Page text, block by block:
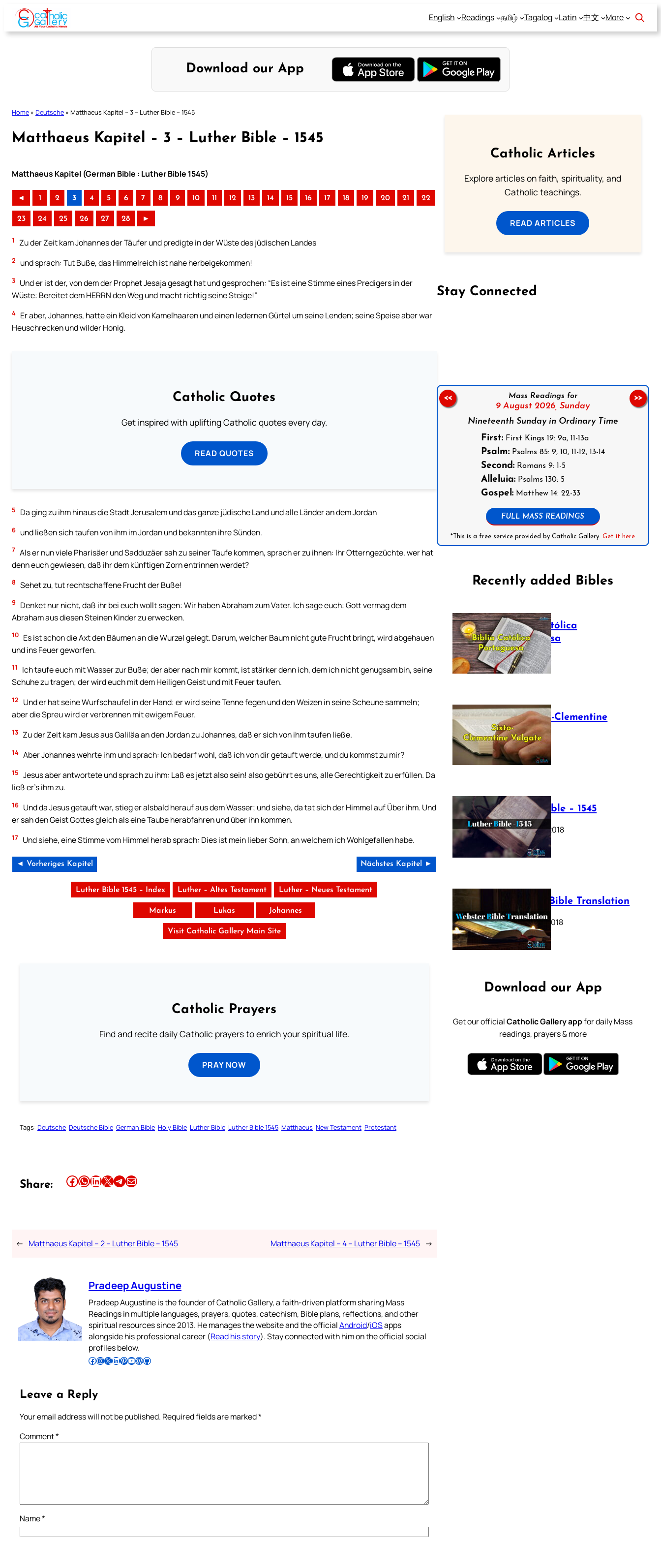
Skip
content
English Readings தமிழ் Tagalog Latin 中文 More
Download our App
Home » Deutsche » Matthaeus Kapitel – 3 – Luther Bible – 1545
Matthaeus Kapitel – 3 – Luther Bible – 1545
Matthaeus Kapitel (German Bible : Luther Bible 1545)
◄ 1 2 3 4 5 6 7 8 9 10 11 12 13 14 15 16 17 18 19 20 21 22
23 24 25 26 27 28 ►
1 Zu der Zeit kam Johannes der Täufer und predigte in der Wüste des jüdischen Landes
2 und sprach: Tut Buße, das Himmelreich ist nahe herbeigekommen!
3 Und er ist der, von dem der Prophet Jesaja gesagt hat und gesprochen: “Es ist eine Stimme eines Predigers in der
Wüste: Bereitet dem HERRN den Weg und macht richtig seine Steige!”
4 Er aber, Johannes, hatte ein Kleid von Kamelhaaren und einen ledernen Gürtel um seine Lenden; seine Speise aber war
Heuschrecken und wilder Honig.
Catholic Quotes
Get inspired with uplifting Catholic quotes every day.
READ QUOTES
5 Da ging zu ihm hinaus die Stadt Jerusalem und das ganze jüdische Land und alle Länder an dem Jordan
6 und ließen sich taufen von ihm im Jordan und bekannten ihre Sünden.
7 Als er nun viele Pharisäer und Sadduzäer sah zu seiner Taufe kommen, sprach er zu ihnen: Ihr Otterngezüchte, wer hat
denn euch gewiesen, daß ihr dem künftigen Zorn entrinnen werdet?
8 Sehet zu, tut rechtschaffene Frucht der Buße!
9
Denket nur nicht, daß ihr bei euch wollt sagen: Wir haben Abraham zum Vater. Ich sage euch: Gott vermag dem
Abraham aus diesen Steinen Kinder zu erwecken.
10 Es ist schon die Axt den Bäumen an die Wurzel gelegt. Darum, welcher Baum nicht gute Frucht bringt, wird abgehauen
und ins Feuer geworfen.
11
Ich taufe euch mit Wasser zur Buße; der aber nach mir kommt, ist stärker denn ich, dem ich nicht genugsam bin, seine
Schuhe zu tragen; der wird euch mit dem Heiligen Geist und mit Feuer taufen.
12
Und er hat seine Wurfschaufel in der Hand: er wird seine Tenne fegen und den Weizen in seine Scheune sammeln;
aber die Spreu wird er verbrennen mit ewigem Feuer.
13 Zu der Zeit kam Jesus aus Galiläa an den Jordan zu Johannes, daß er sich von ihm taufen ließe.
14 Aber Johannes wehrte ihm und sprach: Ich bedarf wohl, daß ich von dir getauft werde, und du kommst zu mir?
15 Jesus aber antwortete und sprach zu ihm: Laß es jetzt also sein! also gebührt es uns, alle Gerechtigkeit zu erfüllen. Da
ließ er’s ihm zu.
16 Und da Jesus getauft war, stieg er alsbald herauf aus dem Wasser; und siehe, da tat sich der Himmel auf Über ihm. Und
er sah den Geist Gottes gleich als eine Taube herabfahren und über ihn kommen.
17 Und siehe, eine Stimme vom Himmel herab sprach: Dies ist mein lieber Sohn, an welchem ich Wohlgefallen habe.
◄ Vorheriges Kapitel Nächstes Kapitel ►
Luther Bible 1545 – Index Luther – Altes Testament Luther – Neues Testament
Markus Lukas Johannes
Visit Catholic Gallery Main Site
Catholic Prayers
Find and recite daily Catholic prayers to enrich your spiritual life.
PRAY NOW
Tags: Deutsche Deutsche Bible German Bible Holy Bible Luther Bible Luther Bible 1545 Matthaeus New Testament Protestant
Share: Share this article on Facebook Share this article on WhatsApp Share this article on LinkedIn Share this article on X Share this article on TelegramEmail this Article
← Matthaeus Kapitel – 2 – Luther Bible – 1545 Matthaeus Kapitel – 4 – Luther Bible – 1545 →
Pradeep Augustine
Pradeep Augustine is the founder of Catholic Gallery, a faith-driven platform sharing Mass
Readings in multiple languages, prayers, quotes, catechism, Bible plans, reflections, and other
spiritual resources since 2013. He manages the website and the officialAndroid/iOSapps
alongside his professional career (Read his story). Stay connected with him on the official social
profiles below.
Follow Pradeep on Facebook Follow Pradeep on InstagramFollow Pradeep on X Follow Pradeep on LinkedIn Follow Pradeep on Pinterest Subscribe to Pradeep’s Youtube Channel Follow Pradeep on WordPress Follow Pradeep on GitHub
Leave a Reply
Your email address will not be published. Required fields are marked*
Comment*
Name*
Catholic Articles
Explore articles on faith, spirituality, and
Catholic teachings.
READ ARTICLES
Stay Connected
Mass Readings for
9 August 2026, Sunday
Nineteenth Sunday in Ordinary Time
First:First Kings 19: 9a, 11-13a
Psalm:Psalms 85: 9, 10, 11-12, 13-14
Second:Romans 9: 1-5
Alleluia:Psalms 130: 5
Gospel:Matthew 14: 22-33
FULL MASS READINGS
*This is a free service provided by Catholic Gallery.Get it here
<< >>
Recently added Bibles
Bíblia Católica
Portuguesa
July 16, 2025
The Sixto-Clementine
Vulgate
July 12, 2025
Luther Bible – 1545
October 17, 2018
Webster Bible Translation
October 11, 2018
Download our App
Get our officialCatholic Gallery appfor daily Mass
readings, prayers & more